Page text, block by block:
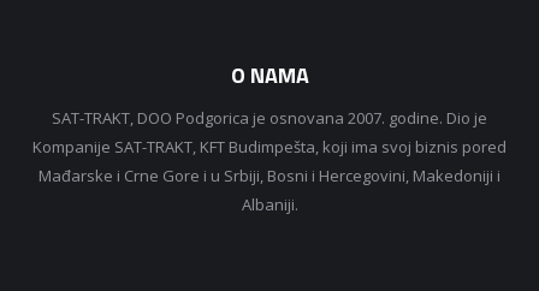
O NAMA
SAT-TRAKT, DOO Podgorica je osnovana 2007. godine. Dio je
Kompanije SAT-TRAKT, KFT Budimpešta, koji ima svoj biznis pored
Mađarske i Crne Gore i u Srbiji, Bosni i Hercegovini, Makedoniji i
Albaniji.